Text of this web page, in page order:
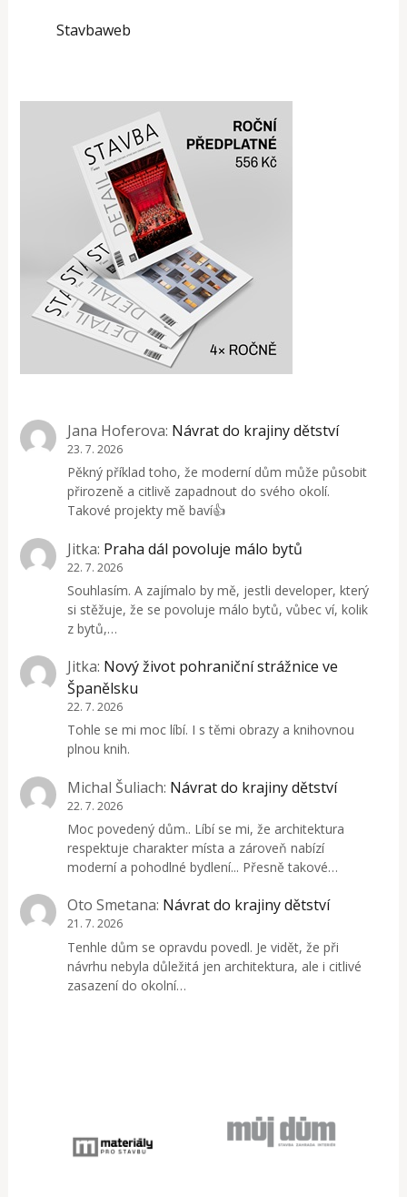
Stavbaweb
Jana Hoferova: Návrat do krajiny dětství
23. 7. 2026
Pěkný příklad toho, že moderní dům může působit
přirozeně a citlivě zapadnout do svého okolí.
Takové projekty mě baví👍
Jitka: Praha dál povoluje málo bytů
22. 7. 2026
Souhlasím. A zajímalo by mě, jestli developer, který
si stěžuje, že se povoluje málo bytů, vůbec ví, kolik
z bytů,…
Jitka: Nový život pohraniční strážnice ve
Španělsku
22. 7. 2026
Tohle se mi moc líbí. I s těmi obrazy a knihovnou
plnou knih.
Michal Šuliach: Návrat do krajiny dětství
22. 7. 2026
Moc povedený dům.. Líbí se mi, že architektura
respektuje charakter místa a zároveň nabízí
moderní a pohodlné bydlení... Přesně takové…
Oto Smetana: Návrat do krajiny dětství
21. 7. 2026
Tenhle dům se opravdu povedl. Je vidět, že při
návrhu nebyla důležitá jen architektura, ale i citlivé
zasazení do okolní…